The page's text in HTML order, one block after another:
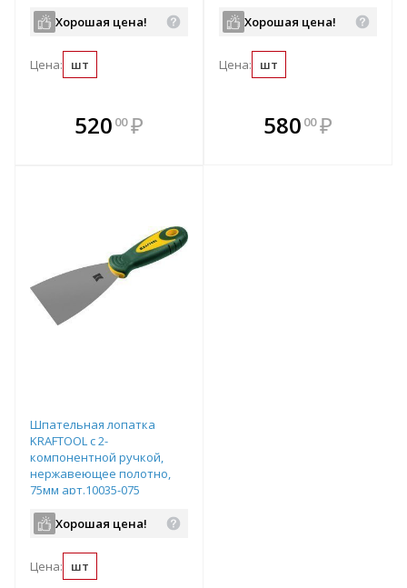
Хорошая цена!
Цена: шт
520 00 ₽
В комплекте
всегда выгоднее!
Хорошая цена!
Цена: шт
В комплекте
всегда выгоднее!
580 00 ₽
Шпательная лопатка
KRAFTOOL с 2-
компонентной ручкой,
нержавеющее полотно,
75мм арт.10035-075
Хорошая цена!
Цена: шт